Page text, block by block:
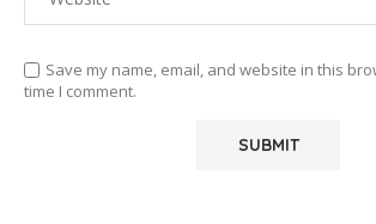
Save my name, email, and website in this
time I comment.